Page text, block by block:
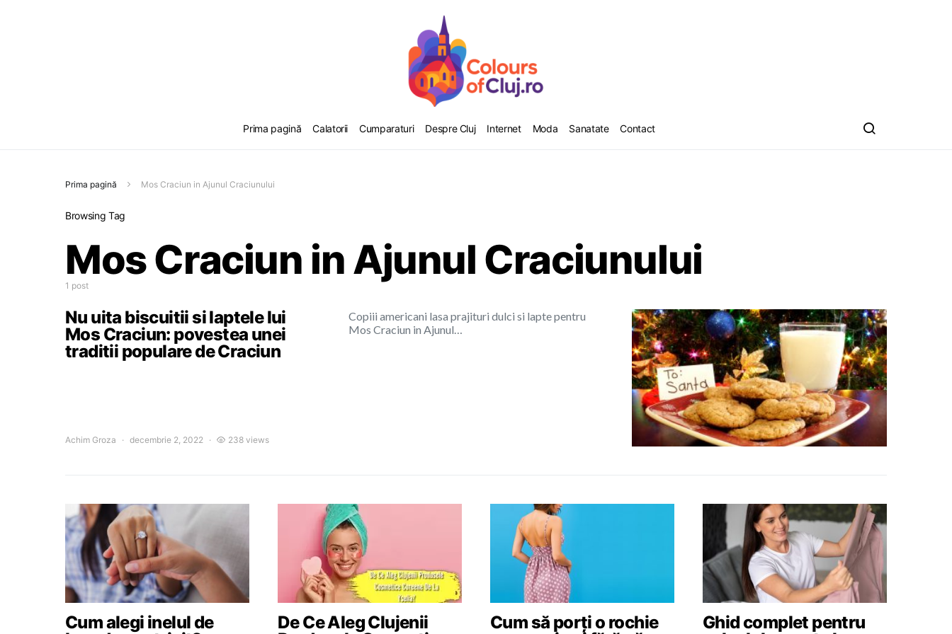
Prima pagină Calatorii Cumparaturi Despre Cluj Internet Moda Sanatate Contact
Prima pagină Mos Craciun in Ajunul Craciunului
Browsing Tag
Mos Craciun in Ajunul Craciunului
1 post
Nu uita biscuitii si laptele lui
Mos Craciun: povestea unei
traditii populare de Craciun
Copiii americani lasa prajituri dulci si lapte pentru
Mos Craciun in Ajunul…
Achim Groza decembrie 2, 2022 238 views
Cum alegi inelul de
De Ce Aleg Clujenii
Cum să porți o rochie
Ghid complet pentru